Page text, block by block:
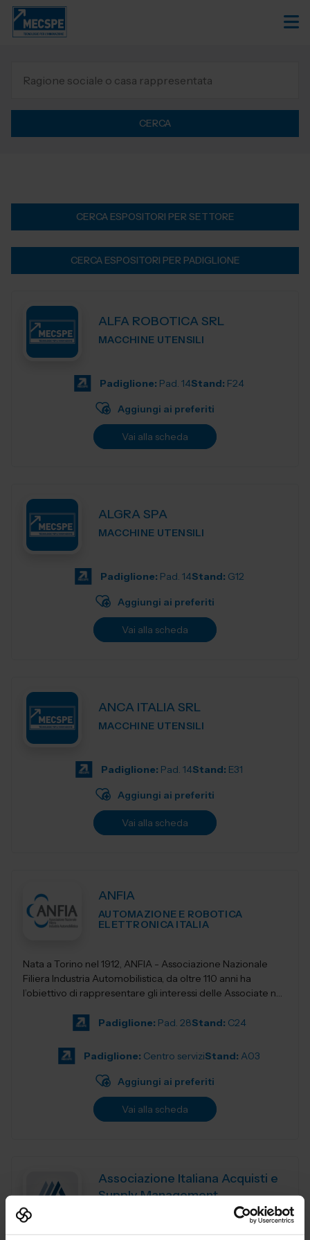
CERCA
CERCA ESPOSITORI PER SETTORE
CERCA ESPOSITORI PER PADIGLIONE
ALFA ROBOTICA SRL
MACCHINE UTENSILI
Padiglione: Pad. 14Stand: F24
Aggiungi ai preferiti
Vai alla scheda
ALGRA SPA
MACCHINE UTENSILI
Padiglione: Pad. 14Stand: G12
Aggiungi ai preferiti
Vai alla scheda
ANCA ITALIA SRL
MACCHINE UTENSILI
Padiglione: Pad. 14Stand: E31
Aggiungi ai preferiti
Vai alla scheda
ANFIA
AUTOMAZIONE E ROBOTICA
ELETTRONICA ITALIA
Nata a Torino nel 1912, ANFIA - Associazione Nazionale
Filiera Industria Automobilistica, da oltre 110 anni ha
l’obiettivo di rappresentare gli interessi delle Associate nei
Padiglione: Pad. 28Stand: C24
Padiglione: Centro serviziStand: A03
Aggiungi ai preferiti
Vai alla scheda
Associazione Italiana Acquisti e
Supply Management